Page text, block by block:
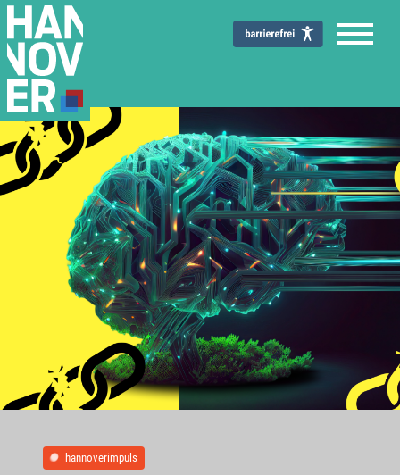
hannoverimpuls